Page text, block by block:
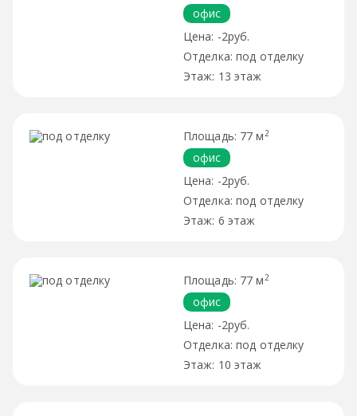
офис
-2руб.
под отделку
13 этаж
77 м 2
офис
-2руб.
под отделку
6 этаж
77 м 2
офис
-2руб.
под отделку
10 этаж